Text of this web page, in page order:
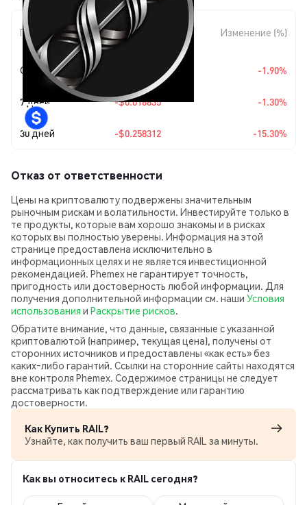
Период
Изменение
суммы
Изменение (%)
Сегодня -1.90%
7 дней -$0.018835 -1.30%
30 дней -$0.258312 -15.30%
Отказ от ответственности
Цены на криптовалюту подвержены значительным
рыночным рискам и волатильности. Инвестируйте только в
те продукты, которые вам хорошо знакомы и в рисках
которых вы полностью уверены. Информация на этой
странице предоставлена исключительно в
информационных целях и не является инвестиционной
рекомендацией. Phemex не гарантирует точность,
пригодность или достоверность любой информации. Для
получения дополнительной информации см. наши Условия
использования и Раскрытие рисков.
Обратите внимание, что данные, связанные с указанной
криптовалютой (например, текущая цена), получены от
сторонних источников и предоставлены «как есть» без
каких‑либо гарантий. Ссылки на сторонние сайты находятся
вне контроля Phemex. Содержимое страницы не следует
рассматривать как подтверждение или гарантию
достоверности.
Как Купить RAIL?
Узнайте, как получить ваш первый RAIL за минуты.
Как вы относитесь к RAIL сегодня?